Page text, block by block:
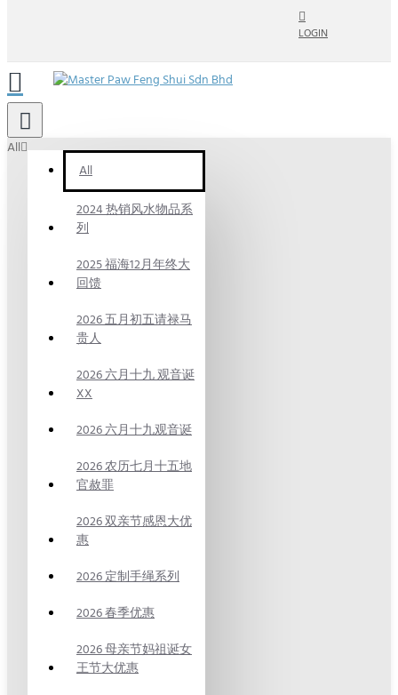
LOGIN
All
All
2024 热销风水物品系
列
2025 福海12月年终大
回馈
2026 五月初五请禄马
贵人
2026 六月十九 观音诞
XX
2026 六月十九观音诞
2026 农历七月十五地
官赦罪
2026 双亲节感恩大优
惠
2026 定制手绳系列
2026 春季优惠
2026 母亲节妈祖诞女
王节大优惠